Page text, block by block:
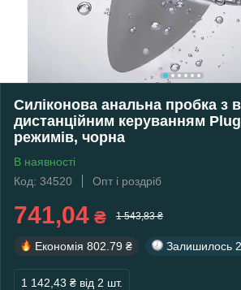
Силіконова анальна пробка з
дистанційним керуванням
режимів, чорна
В наявності
Код: 34520
Опт і роздріб
741,04 ₴ 1 543,83 ₴
Економія 802.79 ₴ Залишилось
1 142,43 ₴ від 2 шт.